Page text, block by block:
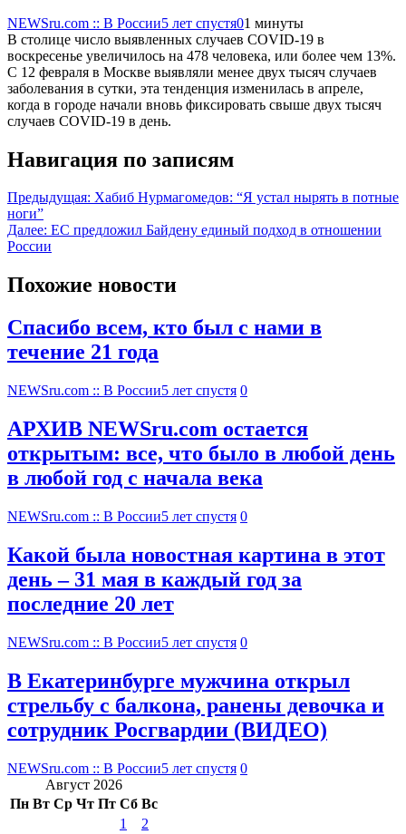
NEWSru.com :: В России5 лет спустя01 минуты
В столице число выявленных случаев COVID-19 в
воскресенье увеличилось на 478 человека, или более чем 13%.
С 12 февраля в Москве выявляли менее двух тысяч случаев
заболевания в сутки, эта тенденция изменилась в апреле,
когда в городе начали вновь фиксировать свыше двух тысяч
случаев COVID-19 в день.
Навигация по записям
Предыдущая: Хабиб Нурмагомедов: “Я устал нырять в потные
ноги”
Далее: ЕС предложил Байдену единый подход в отношении
России
Похожие новости
Спасибо всем, кто был с нами в
течение 21 года
NEWSru.com :: В России5 лет спустя 0
АРХИВ NEWSru.com остается
открытым: все, что было в любой день
в любой год с начала века
NEWSru.com :: В России5 лет спустя 0
Какой была новостная картина в этот
день – 31 мая в каждый год за
последние 20 лет
NEWSru.com :: В России5 лет спустя 0
В Екатеринбурге мужчина открыл
стрельбу с балкона, ранены девочка и
сотрудник Росгвардии (ВИДЕО)
NEWSru.com :: В России5 лет спустя 0
Август 2026
Пн Вт Ср Чт Пт Сб Вс
1
2